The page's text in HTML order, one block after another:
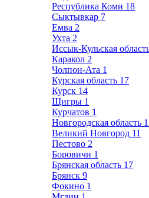
Республика Коми 18
Сыктывкар 7
Емва 2
Ухта 2
Иссык-Кульская
Каракол 2
Чолпон-Ата 1
Курская область 17
Курск 14
Щигры 1
Курчатов 1
Новгородская область
Великий Новгород 11
Пестово 2
Боровичи 1
Брянская область 17
Брянск 9
Фокино 1